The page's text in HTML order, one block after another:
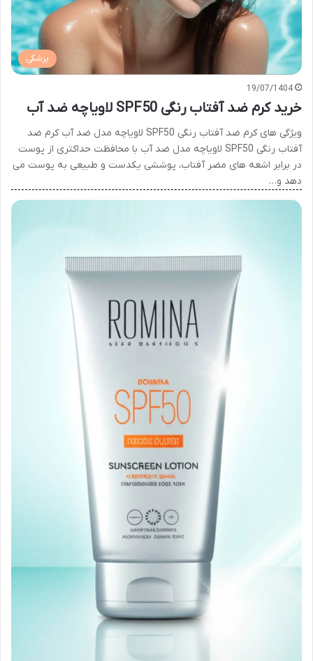
پزشکی
19/07/1404
خرید کرم ضد آفتاب رنگی SPF50 لاویاچه ضد آب
ویژگی های کرم ضد آفتاب رنگی SPF50 لاویاچه مدل ضد آب کرم ضد
آفتاب رنگی SPF50 لاویاچه مدل ضد آب با محافظت حداکثری از پوست
در برابر اشعه های مضر آفتاب، پوششی یکدست و طبیعی به پوست می
دهد و…